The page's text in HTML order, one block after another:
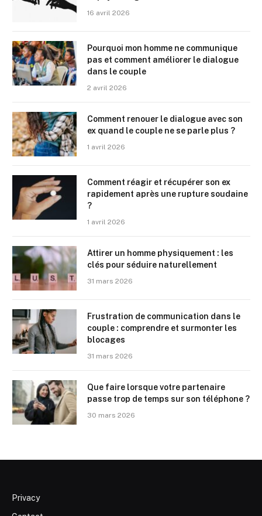
16 avril 2026
Pourquoi mon homme ne communique
pas et comment améliorer le dialogue
dans le couple
2 avril 2026
Comment renouer le dialogue avec son
ex quand le couple ne se parle plus ?
1 avril 2026
Comment réagir et récupérer son ex
rapidement après une rupture soudaine
?
1 avril 2026
Attirer un homme physiquement : les
clés pour séduire naturellement
31 mars 2026
Frustration de communication dans le
couple : comprendre et surmonter les
blocages
31 mars 2026
Que faire lorsque votre partenaire
passe trop de temps sur son téléphone ?
30 mars 2026
Privacy